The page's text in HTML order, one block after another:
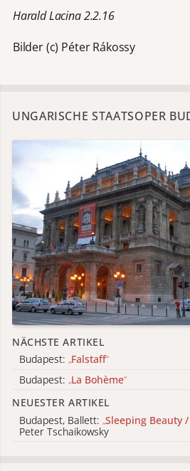
Harald Lacina 2.2.16
Bilder (c) Péter Rákossy
UNGARISCHE STAATSOPER
NÄCHSTE ARTIKEL
Budapest: „Falstaff“
Budapest: „La Bohème“
NEUESTER ARTIKEL
Budapest, Ballett: „Sleeping Beauty
Peter Tschaikowsky